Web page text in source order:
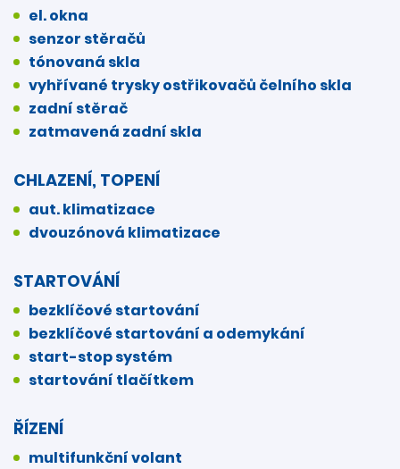
el. okna
senzor stěračů
tónovaná skla
vyhřívané trysky ostřikovačů čelního skla
zadní stěrač
zatmavená zadní skla
CHLAZENÍ, TOPENÍ
aut. klimatizace
dvouzónová klimatizace
STARTOVÁNÍ
bezklíčové startování
bezklíčové startování a odemykání
start-stop systém
startování tlačítkem
ŘÍZENÍ
multifunkční volant